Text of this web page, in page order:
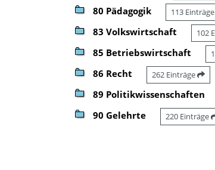
80 Pädagogik 113 Einträge
83 Volkswirtschaft 102
85 Betriebswirtschaft
86 Recht 262 Einträge
89 Politikwissenschaften
90 Gelehrte 220 Einträge